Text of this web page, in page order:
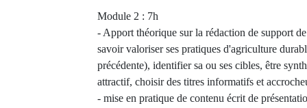
Module 2 : 7h
- Apport théorique sur la rédaction de support
savoir valoriser ses pratiques d'agriculture
précédente), identifier sa ou ses cibles, être
attractif, choisir des titres informatifs et
- mise en pratique de contenu écrit de